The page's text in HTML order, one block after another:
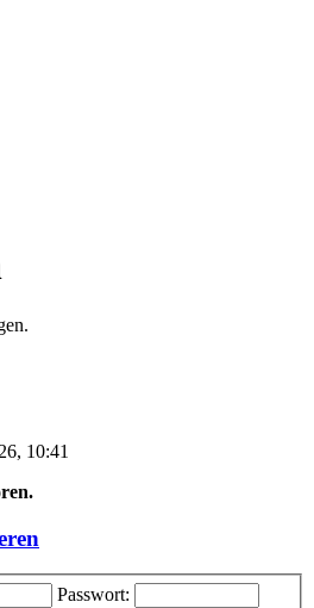
10:41
Passwort: